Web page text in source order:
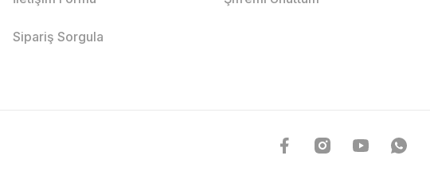
Sipariş Sorgula